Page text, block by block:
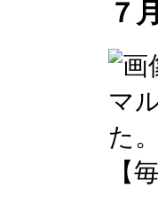
７
マ
た
【